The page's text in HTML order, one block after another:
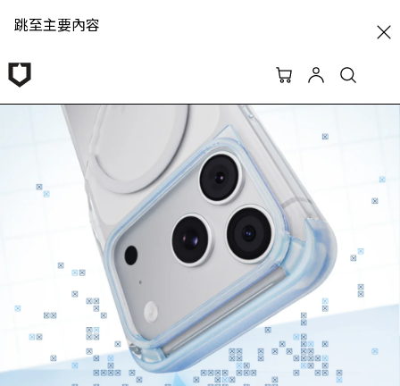
跳至主要內容
RHINOSHIELD 犀牛盾 | 官方網站